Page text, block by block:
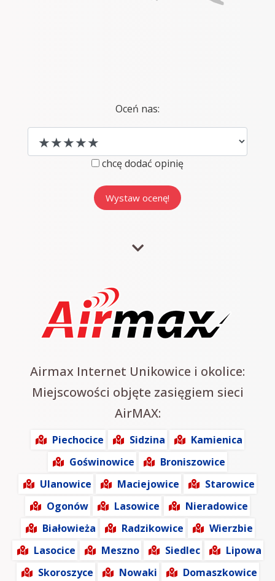
Oceń nas:
chcę dodać opinię
Airmax Internet Unikowice i okolice:
Miejscowości objęte zasięgiem sieci
AirMAX:
Piechocice Sidzina
Kamienica
Goświnowice
Broniszowice
Ulanowice
Maciejowice
Starowice
Ogonów
Lasowice
Nieradowice
Białowieża
Radzikowice
Wierzbie
Lasocice
Meszno Siedlec
Lipowa
Skoroszyce
Nowaki Domaszkowice